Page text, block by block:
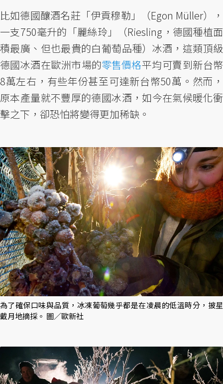
比如德國釀酒名莊「伊貢穆勒」（Egon Müller），
一支750毫升的「麗絲玲」（Riesling，德國種植面
積最廣、但也最貴的白葡萄品種）冰酒，這類頂級
德國冰酒在歐洲市場的零售價格平均可賣到新台幣
8萬左右，有些年份甚至可達新台幣50萬。然而，
原本產量就不豐厚的德國冰酒，如今在氣候暖化衝
擊之下，卻恐怕將變得更加稀缺。
為了確保口味與品質，冰凍葡萄幾乎都是在凌晨的低溫時分，披星
戴月地摘採。 圖／歐新社